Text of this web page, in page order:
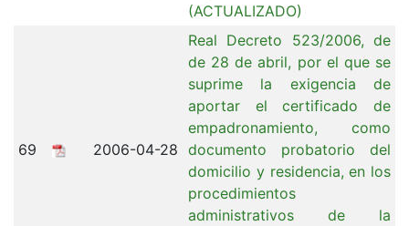
(ACTUALIZADO)
69 2006-04-28
Real Decreto 523/2006, de
de 28 de abril, por el que se
suprime la exigencia de
aportar el certificado de
empadronamiento, como
documento probatorio del
domicilio y residencia, en los
procedimientos
administrativos de la